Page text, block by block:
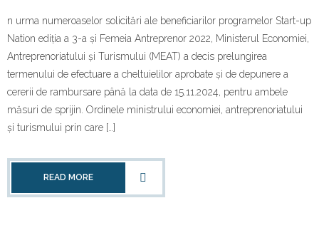
n urma numeroaselor solicitări ale beneficiarilor programelor Start-up
Nation ediția a 3-a și Femeia Antreprenor 2022, Ministerul Economiei,
Antreprenoriatului și Turismului (MEAT) a decis prelungirea
termenului de efectuare a cheltuielilor aprobate și de depunere a
cererii de rambursare până la data de 15.11.2024, pentru ambele
măsuri de sprijin. Ordinele ministrului economiei, antreprenoriatului
și turismului prin care […]
READ MORE